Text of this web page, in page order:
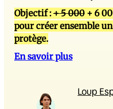
Objectif :+ 5 000 + 6
pour créer ensemble
protège.
En savoir plus
Loup